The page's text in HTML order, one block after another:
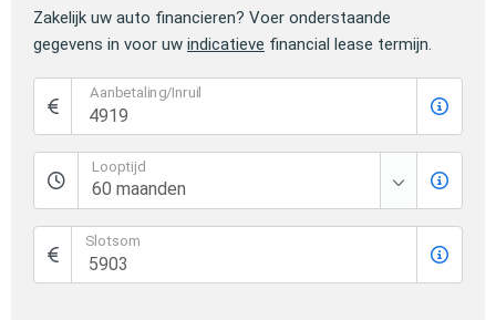
Zakelijk uw auto financieren? Voer onderstaande
gegevens in voor uw indicatieve financial lease termijn.
Aanbetaling/Inruil
Looptijd
Slotsom